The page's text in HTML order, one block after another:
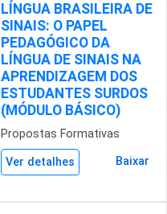
LÍNGUA BRASILEIRA DE
SINAIS: O PAPEL
PEDAGÓGICO DA
LÍNGUA DE SINAIS NA
APRENDIZAGEM DOS
ESTUDANTES SURDOS
(MÓDULO BÁSICO)
Propostas Formativas
Ver detalhes Baixar